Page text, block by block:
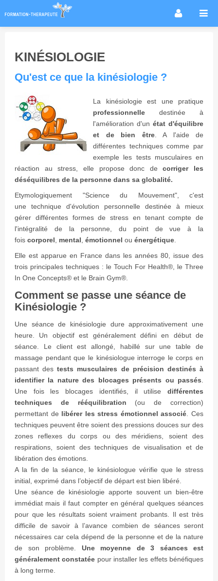
Écoles
Annuaire des praticiens
Agenda & Actualités
Forum
KINÉSIOLOGIE
Qu'est ce que la kinésiologie ?
La kinésiologie est une pratique
professionnelle destinée à
l'amélioration d'un état d'équilibre
et de bien être. A l'aide de
différentes techniques comme par
exemple les tests musculaires en
réaction au stress, elle propose donc decorriger les
déséquilibres de la personne dans sa globalité.
Etymologiquement "Science du Mouvement", c'est
une technique d'évolution personnelle destinée à mieux
gérer différentes formes de stress en tenant compte de
l'intégralité de la personne, du point de vue à la
fois corporel mental émotionnel ou énergétique
Elle est apparue en France dans les années 80, issue des
trois principales techniques : le Touch For Health®, le Three
In One Concepts® et le Brain Gym®.
Comment se passe une séance de
Kinésiologie ?
Une séance de kinésiologie dure approximativement une
heure. Un objectif est généralement défini en début de
séance. Le client est allongé, habillé sur une table de
massage pendant que le kinésiologue interroge le corps en
passant destests musculaires de précision destinés à
identifier la nature des blocages présents ou passés
Une fois les blocages identifiés, il utilise différentes
techniques de rééquilibration (ou de correction)
permettant de libérer les stress émotionnel associé . Ces
techniques peuvent être soient des pressions douces sur des
zones reflexes du corps ou des méridiens, soient des
respirations, soient des techniques de visualisation et de
libération des émotions.
A la fin de la séance, le kinésiologue vérifie que le stress
initial, exprimé dans l’objectif de départ est bien libéré.
Une séance de kinésiologie apporte souvent un bien-être
immédiat mais il faut compter en général quelques séances
pour que les résultats soient vraiment probants. Il est très
difficile de savoir à l’avance combien de séances seront
nécessaires car cela dépend de la personne et de la nature
de son problème. Une moyenne de 3 séances est
généralement constatée pour installer les effets bénéfiques
à long terme.